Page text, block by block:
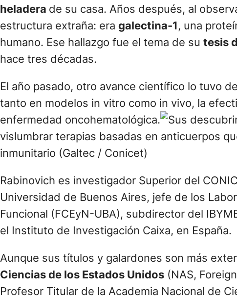
heladera de su casa. Años después, al
estructura extraña: era galectina-1, una
humano. Ese hallazgo fue el tema de su tesis
hace tres décadas.
El año pasado, otro avance científico lo tuvo
tanto en modelos in vitro como in vivo, la
enfermedad oncohematológica.
vislumbrar terapias basadas en anticuerpos
inmunitario (Galtec / Conicet)
Rabinovich es investigador Superior del
Universidad de Buenos Aires, jefe de los
Funcional (FCEyN-UBA), subdirector del
el Instituto de Investigación Caixa, en España.
Aunque sus títulos y galardones son más
Ciencias de los Estados Unidos (NAS,
Profesor Titular de la Academia Nacional de